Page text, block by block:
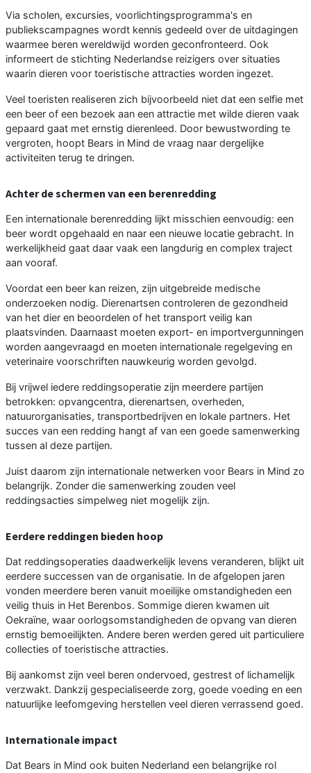
Via scholen, excursies, voorlichtingsprogramma's en
publiekscampagnes wordt kennis gedeeld over de uitdagingen
waarmee beren wereldwijd worden geconfronteerd. Ook
informeert de stichting Nederlandse reizigers over situaties
waarin dieren voor toeristische attracties worden ingezet.
Veel toeristen realiseren zich bijvoorbeeld niet dat een selfie met
een beer of een bezoek aan een attractie met wilde dieren vaak
gepaard gaat met ernstig dierenleed. Door bewustwording te
vergroten, hoopt Bears in Mind de vraag naar dergelijke
activiteiten terug te dringen.
Achter de schermen van een berenredding
Een internationale berenredding lijkt misschien eenvoudig: een
beer wordt opgehaald en naar een nieuwe locatie gebracht. In
werkelijkheid gaat daar vaak een langdurig en complex traject
aan vooraf.
Voordat een beer kan reizen, zijn uitgebreide medische
onderzoeken nodig. Dierenartsen controleren de gezondheid
van het dier en beoordelen of het transport veilig kan
plaatsvinden. Daarnaast moeten export- en importvergunningen
worden aangevraagd en moeten internationale regelgeving en
veterinaire voorschriften nauwkeurig worden gevolgd.
Bij vrijwel iedere reddingsoperatie zijn meerdere partijen
betrokken: opvangcentra, dierenartsen, overheden,
natuurorganisaties, transportbedrijven en lokale partners. Het
succes van een redding hangt af van een goede samenwerking
tussen al deze partijen.
Juist daarom zijn internationale netwerken voor Bears in Mind zo
belangrijk. Zonder die samenwerking zouden veel
reddingsacties simpelweg niet mogelijk zijn.
Eerdere reddingen bieden hoop
Dat reddingsoperaties daadwerkelijk levens veranderen, blijkt uit
eerdere successen van de organisatie. In de afgelopen jaren
vonden meerdere beren vanuit moeilijke omstandigheden een
veilig thuis in Het Berenbos. Sommige dieren kwamen uit
Oekraïne, waar oorlogsomstandigheden de opvang van dieren
ernstig bemoeilijkten. Andere beren werden gered uit particuliere
collecties of toeristische attracties.
Bij aankomst zijn veel beren ondervoed, gestrest of lichamelijk
verzwakt. Dankzij gespecialiseerde zorg, goede voeding en een
natuurlijke leefomgeving herstellen veel dieren verrassend goed.
Internationale impact
Dat Bears in Mind ook buiten Nederland een belangrijke rol